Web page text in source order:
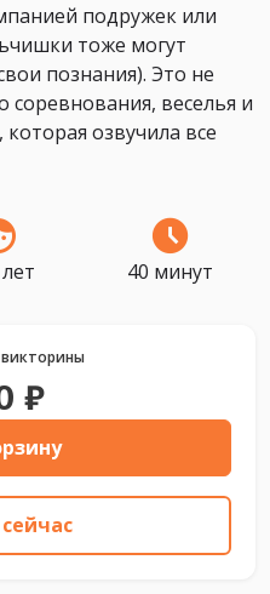
подружек или
тоже могут
познания). Это не
соревнования, веселья и
озвучила все
40 минут
₽